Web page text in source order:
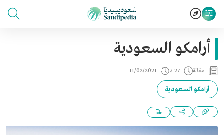
أرامكو السعودية
مقالة 27 د 11/02/2021
أرامكو السعودية